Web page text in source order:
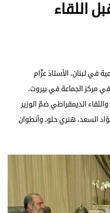
اللقاء
في لبنان، الأستاذ عزّام
ظهر الخميس (16/2/2017) في مركز الجماعة في بيروت،
الديمقراطي ضمّ الوزير
السعد، هنري حلو، وأنطوان